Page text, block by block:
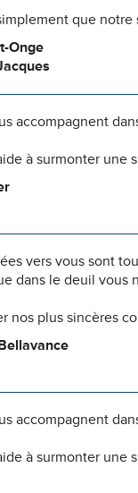
que
Onge
accompagnent
à surmonter une
vers vous sont
dans le deuil vous
nos plus sincères
accompagnent
à surmonter une